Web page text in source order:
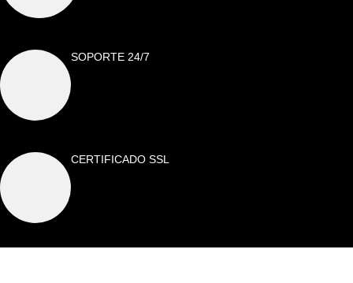
SOPORTE 24/7
CERTIFICADO SSL